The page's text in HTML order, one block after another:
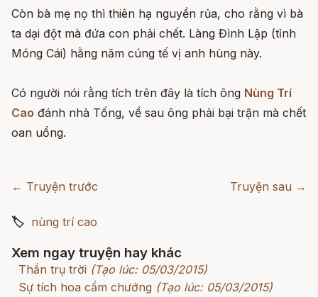
Còn bà mẹ nọ thì thiên hạ nguyền rủa, cho rằng vì bà
ta dại đột mà đứa con phải chết. Làng Đình Lập (tỉnh
Móng Cái) hằng năm cúng tế vị anh hùng này.
Có người nói rằng tích trên đây là tích ông Nùng Trí
Cao đánh nhà Tống, về sau ông phải bại trận mà chết
oan uổng.
← Truyện trước Truyện sau →
🏷 nùng trí cao
Xem ngay truyện hay khác
Thần trụ trời (Tạo lúc: 05/03/2015)
Sự tích hoa cẩm chướng (Tạo lúc: 05/03/2015)